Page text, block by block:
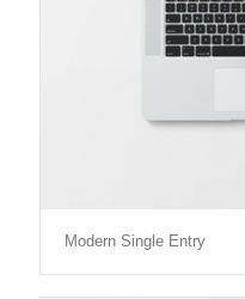
Modern Single Entry